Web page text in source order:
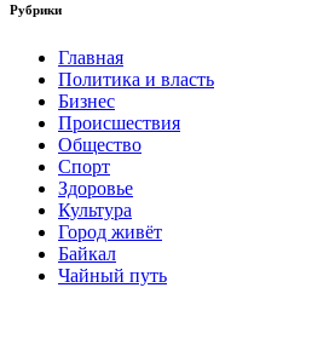
Рубрики
Главная
Политика и власть
Бизнес
Происшествия
Общество
Cпорт
Здоровье
Культура
Город живёт
Байкал
Чайный путь